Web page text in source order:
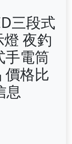
三段式
夜釣
手電筒
價格比
息